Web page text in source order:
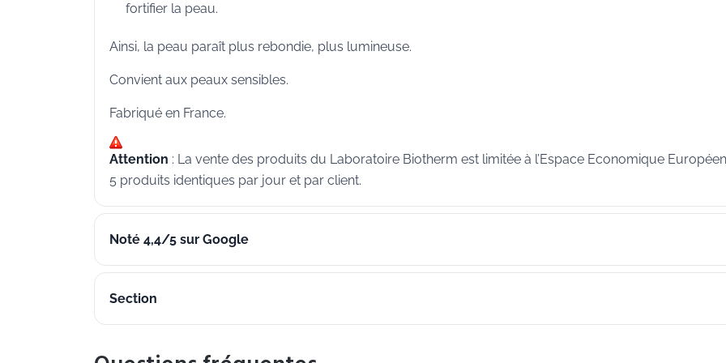
fortifier la peau.
Ainsi, la peau paraît plus rebondie, plus lumineuse.
Convient aux peaux sensibles.
Fabriqué en France.
Attention : La vente des produits du Laboratoire Biotherm est limitée à l’Espace Economique
5 produits identiques par jour et par client.
Noté 4,4/5 sur Google
Section